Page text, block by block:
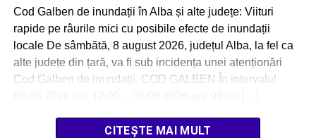
Cod Galben de inundații în Alba și alte județe: Viituri
rapide pe râurile mici cu posibile efecte de inundații
locale De sâmbătă, 8 august 2026, județul Alba, la fel ca
alte județe din țară, va fi sub incidența unei atenționări
Cod Galben de inundații. COD GALBEN În intervalul
CITEȘTE MAI MULT